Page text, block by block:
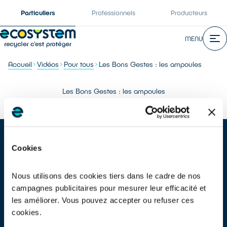
Cookies
Nous utilisons des cookies tiers dans le cadre de nos
campagnes publicitaires pour mesurer leur efficacité et
les améliorer. Vous pouvez accepter ou refuser ces
cookies.
Particuliers Professionnels Producteurs
MENU
Accueil Vidéos Pour tous Les Bons Gestes : les ampoules
Les Bons Gestes : les ampoules
Tous les films de laCAMPAGNE « LES BONS GESTES »
Transcription de la vidéo
Les ampoules : aussitôt grillées, elles sont des millions à être